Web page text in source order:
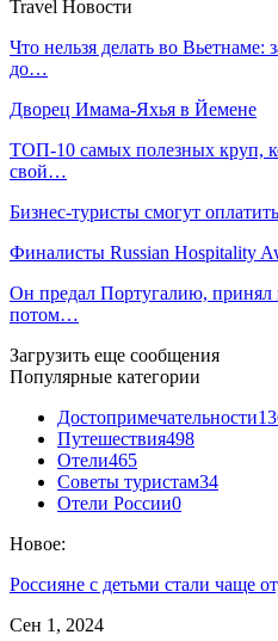
Travel Новости
Что нельзя делать во Вьетнаме:
до…
Дворец Имама-Яхья в Йемене
ТОП-10 самых полезных круп,
свой…
Бизнес-туристы смогут
Финалисты Russian Hospitality
Он предал Португалию,
потом…
Загрузить еще сообщения
Популярные категории
Достопримечательности
Путешествия498
Отели465
Советы туристам34
Отели России0
Новое:
Россияне с детьми стали чаще
Сен 1, 2024